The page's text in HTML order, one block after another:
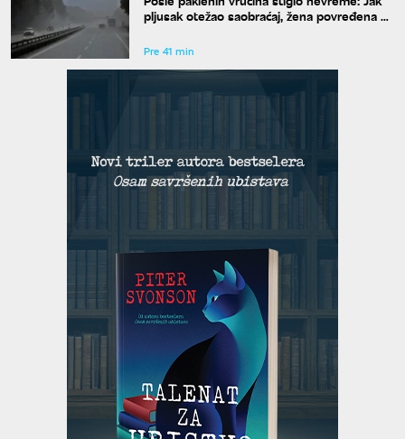
pljusak otežao saobraćaj, žena povređena u
Pre 41 min